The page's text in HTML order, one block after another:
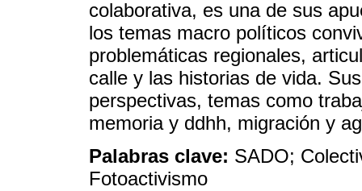
colaborativa, es una de sus
los temas macro políticos
problemáticas regionales,
calle y las historias de vida.
perspectivas, temas como
memoria y ddhh, migración y
Palabras clave: SADO;
Fotoactivismo